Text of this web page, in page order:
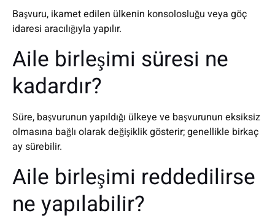
Başvuru, ikamet edilen ülkenin konsolosluğu veya göç
idaresi aracılığıyla yapılır.
Aile birleşimi süresi ne
kadardır?
Süre, başvurunun yapıldığı ülkeye ve başvurunun eksiksiz
olmasına bağlı olarak değişiklik gösterir; genellikle birkaç
ay sürebilir.
Aile birleşimi reddedilirse
ne yapılabilir?